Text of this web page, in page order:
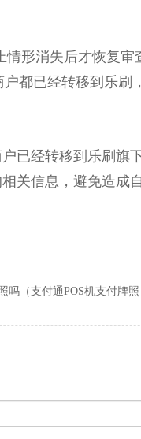
情形消失后才恢复审
户都已经转移到乐刷
已经转移到乐刷旗
关信息，避免造成
吗（支付通POS机支付牌照